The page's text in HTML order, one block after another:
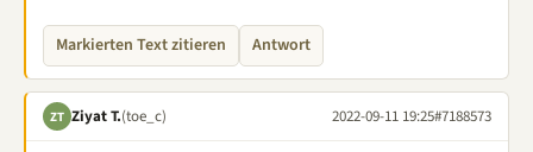
Markierten Text zitieren Antwort
ZT Ziyat T.(toe_c) 2022-09-11 19:25#7188573